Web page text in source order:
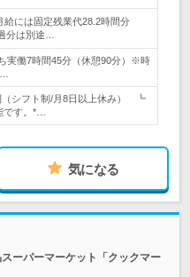
には固定残業代28.2時間分
分は別途…
実働7時間45分（休憩90分）※時
（シフト制/月8日以上休み） ┗
です。*…
気になる
ーパーマーケット「クックマー